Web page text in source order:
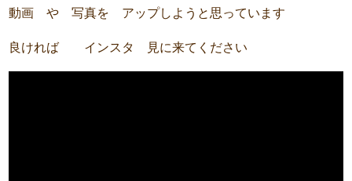
動画 や 写真を アップしようと思っています
良ければ インスタ 見に来てください